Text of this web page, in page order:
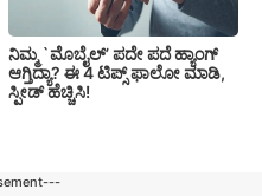
ನಿಮ್ಮ `ಮೊಬೈಲ್’ ಪದೇ ಪದೆ ಹ್ಯಾಂಗ್
ಆಗ್ತಿದ್ಯಾ? ಈ 4 ಟಿಪ್ಸ್ ಫಾಲೋ ಮಾಡಿ,
ಸ್ಪೀಡ್ ಹೆಚ್ಚಿಸಿ!